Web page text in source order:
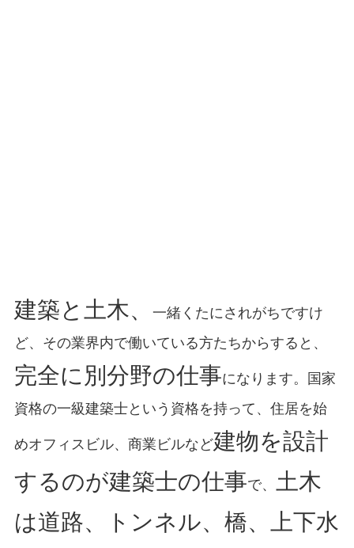
建築と土木、
一緒くたにされがちですけ
ど、その業界内で働いている方たちからすると、
完全に別分野の仕事になります。国家
資格の一級建築士という資格を持って、住居を始
めオフィスビル、商業ビルなど建物を設計
するのが建築士の仕事で、
土木
は道路、トンネル、橋、上下水